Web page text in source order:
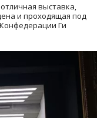
выставка,
и проходящая под
Ги